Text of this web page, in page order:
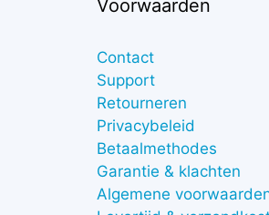
Voorwaarden
Contact
Support
Retourneren
Privacybeleid
Betaalmethodes
Garantie & klachten
Algemene